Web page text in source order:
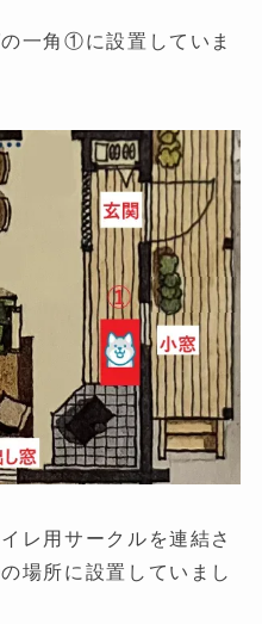
一角①に設置していま
レ用サークルを連結さ
場所に設置していまし